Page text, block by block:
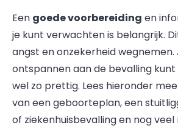
Een goede voorbereiding en
je kunt verwachten is belangrijk.
angst en onzekerheid wegnemen.
ontspannen aan de bevalling
wel zo prettig. Lees hieronder
van een geboorteplan, een
of ziekenhuisbevalling en nog veel